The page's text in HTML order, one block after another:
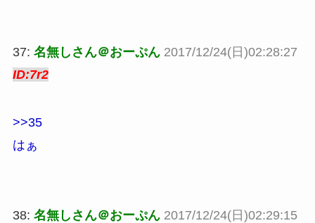
37: 名無しさん＠おーぷん 2017/12/24(日)02:28:27
ID:7r2
>>35
はぁ
38: 名無しさん＠おーぷん 2017/12/24(日)02:29:15